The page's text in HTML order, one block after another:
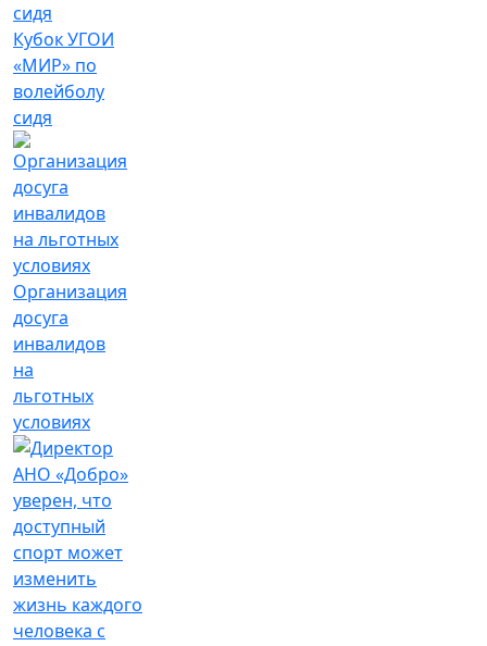
Кубок УГОИ
«МИР» по
волейболу
сидя
Организация
досуга
инвалидов
на
льготных
условиях